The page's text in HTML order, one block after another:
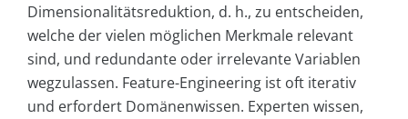
Dimensionalitätsreduktion, d. h., zu entscheiden,
welche der vielen möglichen Merkmale relevant
sind, und redundante oder irrelevante Variablen
wegzulassen. Feature-Engineering ist oft iterativ
und erfordert Domänenwissen. Experten wissen,